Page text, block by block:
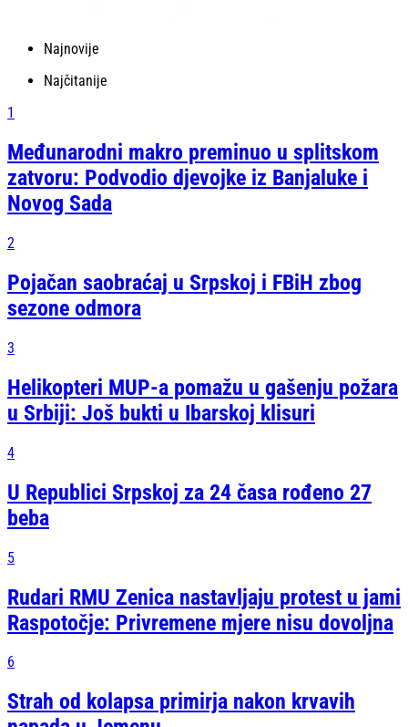
Najnovije
Najčitanije
1
Međunarodni makro preminuo u splitskom
zatvoru: Podvodio djevojke iz Banjaluke i
Novog Sada
2
Pojačan saobraćaj u Srpskoj i FBiH zbog
sezone odmora
3
Helikopteri MUP-a pomažu u gašenju požara
u Srbiji: Još bukti u Ibarskoj klisuri
4
U Republici Srpskoj za 24 časa rođeno 27
beba
5
Rudari RMU Zenica nastavljaju protest u jami
Raspotočje: Privremene mjere nisu dovoljna
6
Strah od kolapsa primirja nakon krvavih